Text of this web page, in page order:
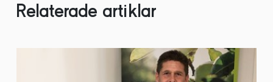
Relaterade artiklar